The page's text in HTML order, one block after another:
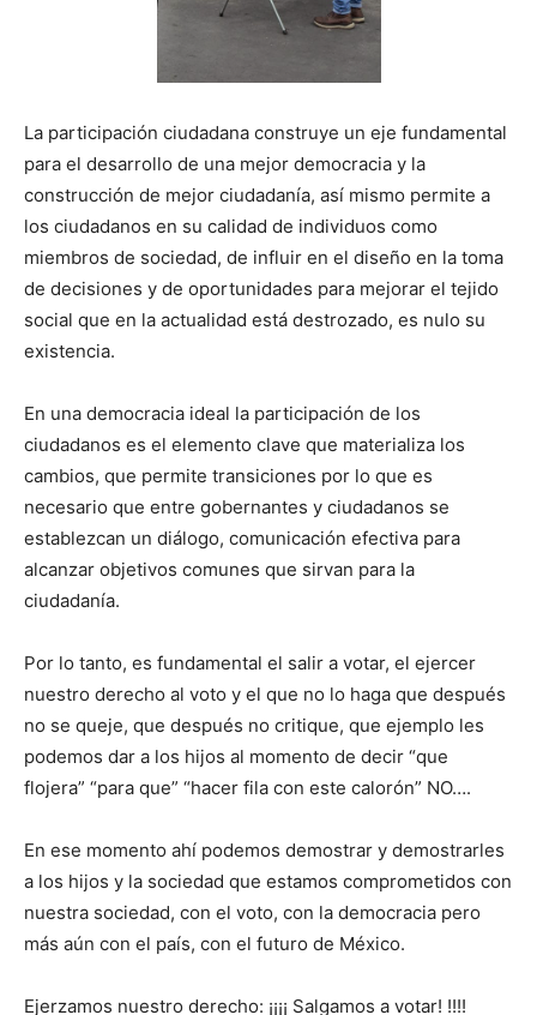
La participación ciudadana construye un eje fundamental
para el desarrollo de una mejor democracia y la
construcción de mejor ciudadanía, así mismo permite a
los ciudadanos en su calidad de individuos como
miembros de sociedad, de influir en el diseño en la toma
de decisiones y de oportunidades para mejorar el tejido
social que en la actualidad está destrozado, es nulo su
existencia.
En una democracia ideal la participación de los
ciudadanos es el elemento clave que materializa los
cambios, que permite transiciones por lo que es
necesario que entre gobernantes y ciudadanos se
establezcan un diálogo, comunicación efectiva para
alcanzar objetivos comunes que sirvan para la
ciudadanía.
Por lo tanto, es fundamental el salir a votar, el ejercer
nuestro derecho al voto y el que no lo haga que después
no se queje, que después no critique, que ejemplo les
podemos dar a los hijos al momento de decir “que
flojera” “para que” “hacer fila con este calorón” NO….
En ese momento ahí podemos demostrar y demostrarles
a los hijos y la sociedad que estamos comprometidos con
nuestra sociedad, con el voto, con la democracia pero
más aún con el país, con el futuro de México.
Ejerzamos nuestro derecho: ¡¡¡¡ Salgamos a votar! !!!!